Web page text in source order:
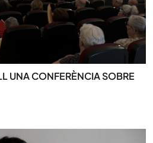
UNA CONFERÈNCIA SOBRE